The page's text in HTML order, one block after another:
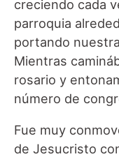
creciendo cada
parroquia
portando
Mientras
rosario y
número de
Fue muy
de Jesucristo